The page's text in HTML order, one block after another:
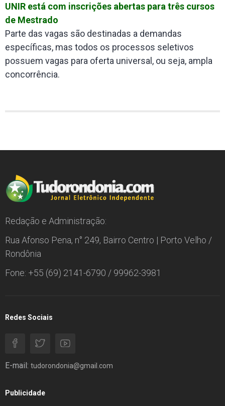
​UNIR está com inscrições abertas para três cursos
de Mestrado
Parte das vagas são destinadas a demandas
específicas, mas todos os processos seletivos
possuem vagas para oferta universal, ou seja, ampla
concorrência.
Redação e Administração:
Rua Afonso Pena, n° 249, Bairro Centro | Porto Velho /
Rondônia
Fone: +55 (69) 2141-6790 / 99962-3981
Redes Sociais
E-mail: tudorondonia@gmail.com
Publicidade